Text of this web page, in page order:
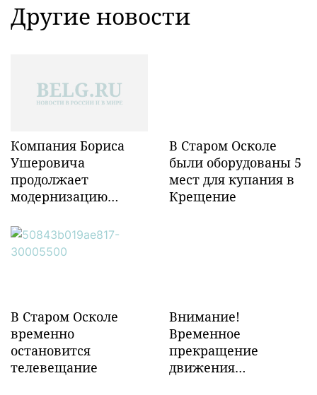
Другие новости
Компания Бориса
Ушеровича
продолжает
модернизацию
инфраструктуры в
Забайкалье
В Старом Осколе
были оборудованы 5
мест для купания в
Крещение
В Старом Осколе
временно
остановится
телевещание
Внимание!
Временное
прекращение
движения